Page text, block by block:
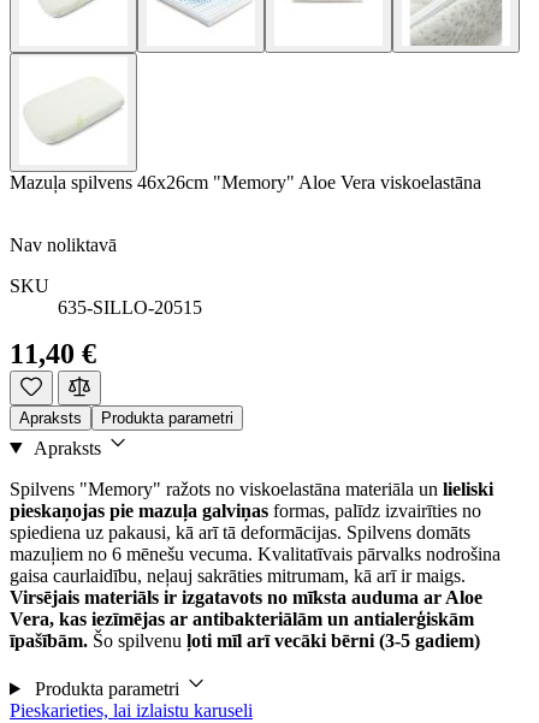
Mazuļa spilvens 46x26cm "Memory" Aloe Vera viskoelastāna
Nav noliktavā
SKU
635-SILLO-20515
11,40 €
Apraksts Produkta parametri
Apraksts
Spilvens "Memory" ražots no viskoelastāna materiāla un lieliski
pieskaņojas pie mazuļa galviņas formas, palīdz izvairīties no
spiediena uz pakausi, kā arī tā deformācijas. Spilvens domāts
mazuļiem no 6 mēnešu vecuma. Kvalitatīvais pārvalks nodrošina
gaisa caurlaidību, neļauj sakrāties mitrumam, kā arī ir maigs.
Virsējais materiāls ir izgatavots no mīksta auduma ar Aloe
Vera, kas iezīmējas ar antibakteriālām un antialerģiskām
īpašībām. Šo spilvenu ļoti mīl arī vecāki bērni (3-5 gadiem)
Produkta parametri
Pieskarieties, lai izlaistu karuseli